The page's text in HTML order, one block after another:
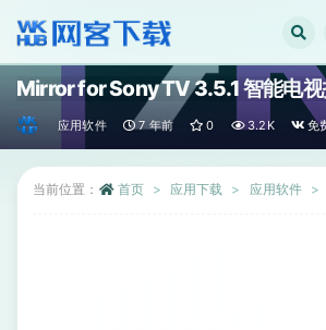
Mirror for Sony TV 3.5.1 智能电
应用软件 7 年前 0 3.2K 免
当前位置： 首页 应用下载 应用软件
全部